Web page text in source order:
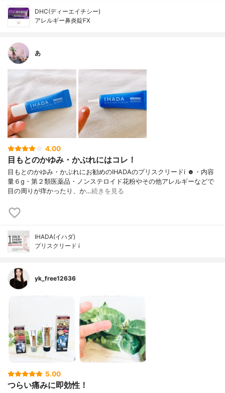
DHC(ディーエイチシー)
アレルギー鼻炎錠FX
あ
4.00
目もとのかゆみ・かぶれにはコレ！
目もとのかゆみ・かぶれにお勧めのIHADAのプリスクリードi ☻︎・内容
量６g・第２類医薬品・ノンステロイド花粉やその他アレルギーなどで
目の周りが痒かったり、か…続きを見る
IHADA(イハダ)
プリスクリード i
yk_free12636
5.00
つらい痛みに即効性！